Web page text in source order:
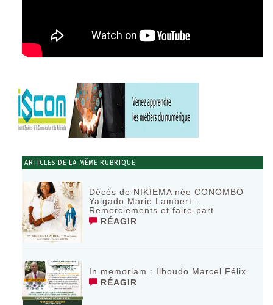
ARTICLES DE LA MÊME RUBRIQUE
Décès de NIKIEMA née CONOMBO
Yalgado Marie Lambert :
Remerciements et faire-part
RÉAGIR
In memoriam : Ilboudo Marcel Félix
RÉAGIR